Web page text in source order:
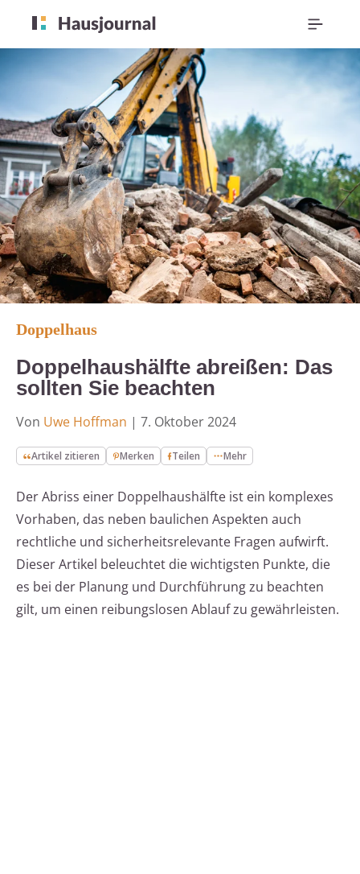
Doppelhaus
Doppelhaushälfte abreißen: Das
sollten Sie beachten
Von Uwe Hoffman | 7. Oktober 2024
Artikel zitieren Merken Teilen Mehr
Der Abriss einer Doppelhaushälfte ist ein komplexes
Vorhaben, das neben baulichen Aspekten auch
rechtliche und sicherheitsrelevante Fragen aufwirft.
Dieser Artikel beleuchtet die wichtigsten Punkte, die
es bei der Planung und Durchführung zu beachten
gilt, um einen reibungslosen Ablauf zu gewährleisten.